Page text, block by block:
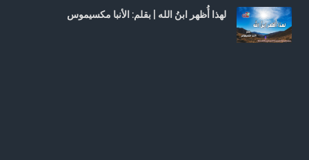
لهذا أُظهر ابنُ الله | بقلم: الأنبا مكسيموس